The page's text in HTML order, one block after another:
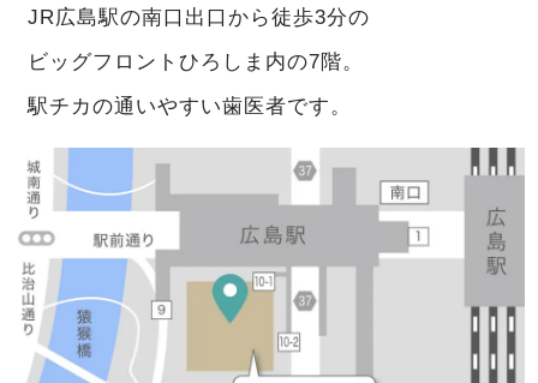
JR広島駅の南口出口から徒歩3分の
ビッグフロントひろしま内の7階。
駅チカの通いやすい歯医者です。